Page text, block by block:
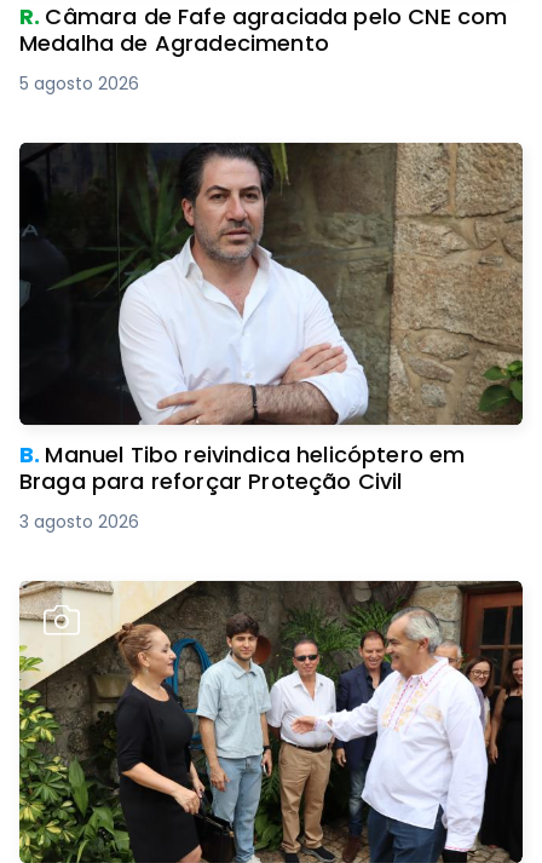
R. Câmara de Fafe agraciada pelo CNE com
Medalha de Agradecimento
5 agosto 2026
B. Manuel Tibo reivindica helicóptero em
Braga para reforçar Proteção Civil
3 agosto 2026